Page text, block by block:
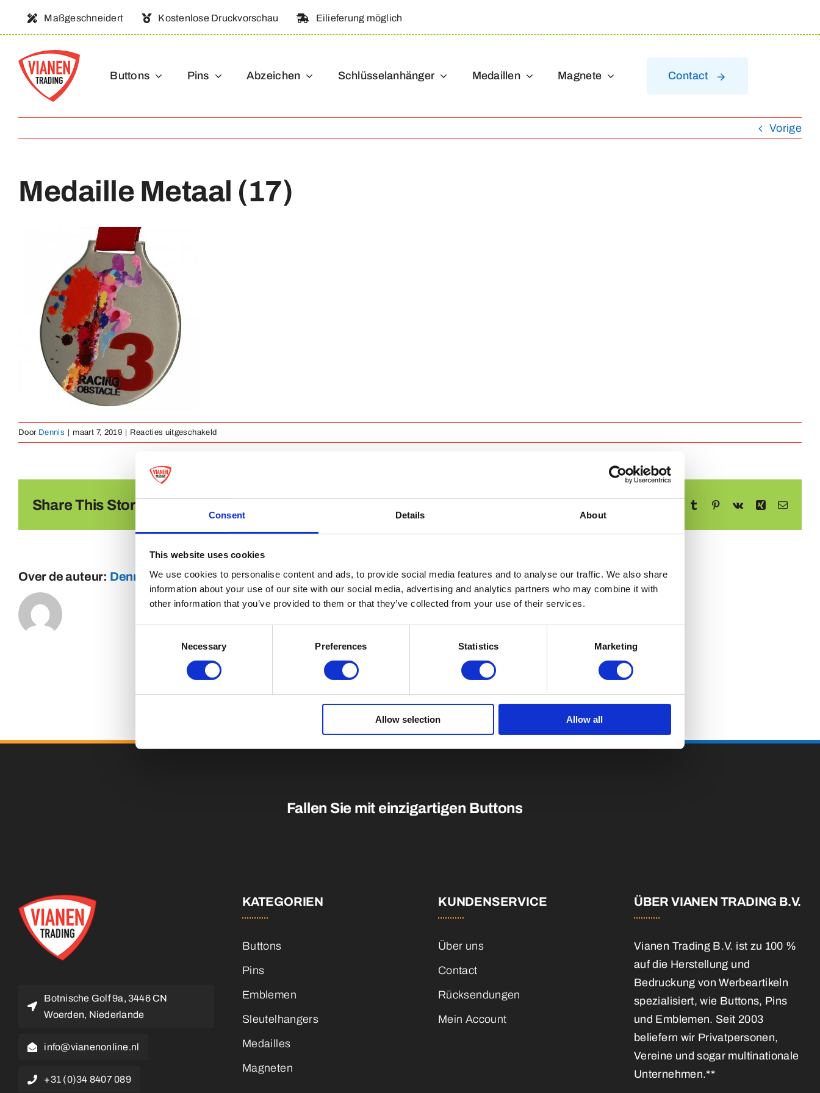
Consent Details About
This website uses cookies
We use cookies to personalise content and ads, to provide social media features and to analyse our traffic. We also share
information about your use of our site with our social media, advertising and analytics partners who may combine it with
other information that you’ve provided to them or that they’ve collected from your use of their services.
Necessary Preferences Statistics Marketing
Allow selection Allow all
Maßgeschneidert Kostenlose Druckvorschau Eilieferung möglich
Buttons Pins Abzeichen Schlüsselanhänger Medaillen Magnete Contact
Vorige
Medaille Metaal (17)
Door Dennis maart 7, 2019 Reacties uitgeschakeldvoor
Medaille
Share This Story, Choose Your Platform! WhatsAppTelegramTumblr Pinterest
Vk XingE-
Over de auteur: Dennis
Fallen Sie mit einzigartigen
Botnische Golf 9a, 3446 CN
Woerden, Niederlande
info@vianenonline.nl
+31 (0)34 8407 089
KATEGORIEN
Buttons
Pins
Emblemen
Sleutelhangers
Medailles
Magneten
KUNDENSERVICE
Über uns
Contact
Rücksendungen
Mein Account
ÜBER VIANEN TRADING B.V.
Vianen Trading B.V. ist zu 100 %
auf die Herstellung und
Bedruckung von Werbeartikeln
spezialisiert, wie Buttons, Pins
und Emblemen. Seit 2003
beliefern wir Privatpersonen,
Vereine und sogar multinationale
Unternehmen.**